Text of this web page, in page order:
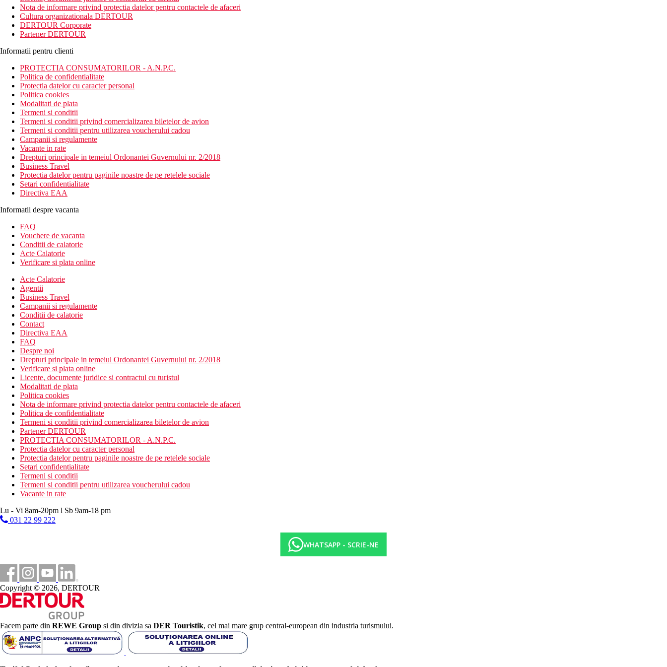
Distanta
18 km distanta de Aeroportul Tenerife Sud
20 m distanta de Plaja Plaja Bobo
Descrierea camerei
Camerele dispun de:
uscator de par
balcon / terasa
dus sau cada
telefon
Wifi
minibar (contra cost)
TV
toaleta
seif (contra cost)
aer conditionat (controlat central)
lenjerie de pat
Descrierea hotelului
Hotelul dispune de:
aer conditionat
schimb valutar
receptie deschisa non stop
depozitare biciclete
sala de fitness
3 piscine pentru copii
piscina
lift
inchiriere de biciclete
serviciu de trezire
sali de conferinta & petreceri (contra cost)
menaj zilnic
spalatorie (contra cost)
teren de joaca pentru copii
camera de jocuri
club pentru copii
aqua park
bar langa piscina
snack bar
restaurant tip bufet
lobby bar
statie de incarcare pentru vechicule electrice
terasa
gradina
Descrierea plajei
plaja cu nisip
Activitati sportive gratuite
tenis de masa
fitness
camera de jocuri
divertisment de seara
teren de joaca pentru copii
darts
cada cu hidromasaj / jacuzzi
Masa
snack bar
restaurant principal
lobby bar
bar langa piscina
Categoria oficiala
4 stele
Nota de informare privind protectia datelor pentru contactele de afaceri
Cultura organizationala DERTOUR
DERTOUR Corporate
Partener DERTOUR
Informatii pentru clienti
PROTECTIA CONSUMATORILOR - A.N.P.C.
Politica de confidentialitate
Protectia datelor cu caracter personal
Politica cookies
Modalitati de plata
Termeni si conditii
Termeni si conditii privind comercializarea biletelor de avion
Termeni si conditii pentru utilizarea voucherului cadou
Campanii si regulamente
Vacante in rate
Drepturi principale in temeiul Ordonantei Guvernului nr. 2/2018
Business Travel
Protectia datelor pentru paginile noastre de pe retelele sociale
Setari confidentialitate
Directiva EAA
Informatii despre vacanta
FAQ
Vouchere de vacanta
Conditii de calatorie
Acte Calatorie
Verificare si plata online
Acte Calatorie
Agentii
Business Travel
Campanii si regulamente
Conditii de calatorie
Contact
Directiva EAA
FAQ
Despre noi
Drepturi principale in temeiul Ordonantei Guvernului nr. 2/2018
Verificare si plata online
Licente, documente juridice si contractul cu turistul
Modalitati de plata
Politica cookies
Nota de informare privind protectia datelor pentru contactele de afaceri
Politica de confidentialitate
Termeni si conditii privind comercializarea biletelor de avion
Partener DERTOUR
PROTECTIA CONSUMATORILOR - A.N.P.C.
Protectia datelor cu caracter personal
Protectia datelor pentru paginile noastre de pe retelele sociale
Setari confidentialitate
Termeni si conditii
Termeni si conditii pentru utilizarea voucherului cadou
Vacante in rate
Lu - Vi 8am-20pm l Sb 9am-18 pm
031 22 99 222
WHATSAPP - SCRIE-NE
Copyright © 2026, DERTOUR
Facem parte din REWE Group si din divizia sa DER Touristik, cel mai mare grup central-european din industria turismului.